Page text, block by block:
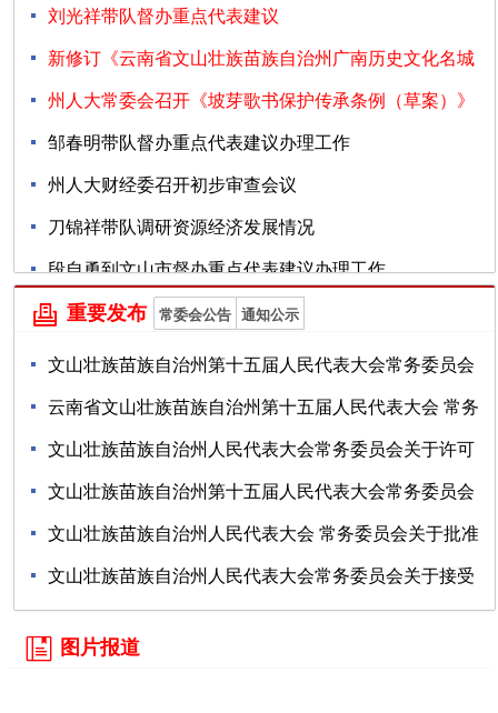
刘光祥带队督办重点代表建议
08-06
新修订《云南省文山壮族苗族自治州广南历史文化名城
保护管理条例...
州人大常委会召开《坡芽歌书保护传承条例（草案）》
专家论证会
邹春明带队督办重点代表建议办理工作
州人大财经委召开初步审查会议
刀锦祥带队调研资源经济发展情况
07-28
段自勇到文山市督办重点代表建议办理工作
州十五届人大常委会党组召开第99次（扩大）会议
07-24
邹春明带队开展《云南省文山壮族苗族自治州普者黑景
区保护管理条...
07-24
州人大常委会调研全州普法工作
07-20
省人大常委会调研组赴文山调研国有自然资源资产管理
情况
07-20
 重要发布 常委会公告 通知公示
文山壮族苗族自治州第十五届人民代表大会常务委员会
公告
06-17
云南省文山壮族苗族自治州第十五届人民代表大会 常务
委员会公...
06-08
文山壮族苗族自治州人民代表大会常务委员会关于许可
对州 第十...
04-30
文山壮族苗族自治州第十五届人民代表大会常务委员会
公告
03-18
文山壮族苗族自治州人民代表大会 常务委员会关于批准
文山州2...
10-25
文山壮族苗族自治州人民代表大会常务委员会关于接受
刀锦祥同志辞...
 图片报道